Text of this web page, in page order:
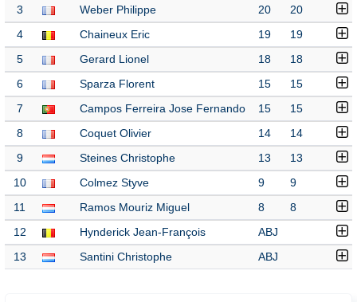
3 Weber Philippe 20 20
4 Chaineux Eric 19 19
5 Gerard Lionel 18 18
6 Sparza Florent 15 15
7 Campos Ferreira Jose Fernando 15 15
8 Coquet Olivier 14 14
9 Steines Christophe 13 13
10 Colmez Styve 9 9
11 Ramos Mouriz Miguel 8 8
12 Hynderick Jean-François ABJ
13 Santini Christophe ABJ